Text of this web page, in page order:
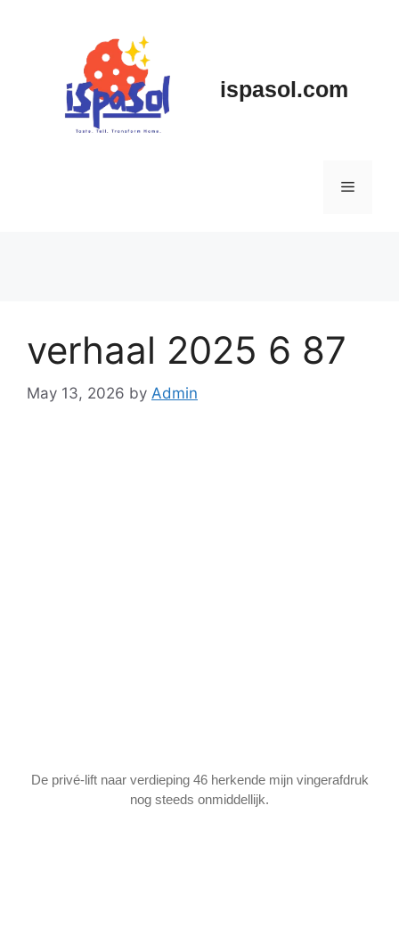
ispasol.com
Menu
verhaal 2025 6 87
May 13, 2026 by Admin
De privé-lift naar verdieping 46 herkende mijn vingerafdruk
nog steeds onmiddellijk.